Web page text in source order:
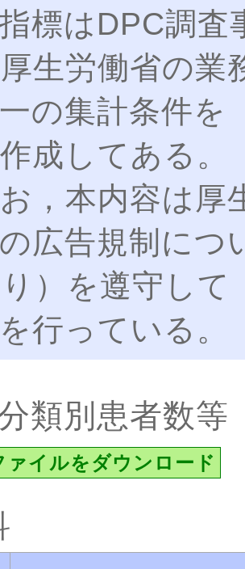
はDPC調査
生労働省の業
の集計条件を
成してある。
本内容は厚
広告規制につ
）を遵守して
行っている。
類別患者数等
ァイルをダウンロード